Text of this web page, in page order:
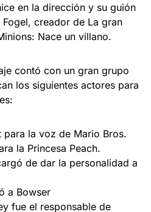
en la dirección y su guión
creador de La gran
Nace un villano.
contó con un gran grupo
los siguientes actores para
para la voz de Mario Bros.
la Princesa Peach.
de dar la personalidad a
a Bowser
fue el responsable de